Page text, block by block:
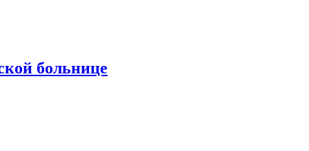
больнице